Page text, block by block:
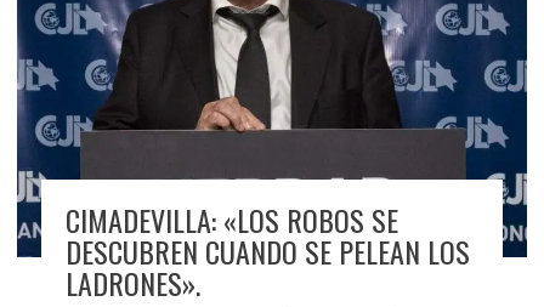
CIMADEVILLA: «LOS ROBOS SE
DESCUBREN CUANDO SE PELEAN LOS
LADRONES».